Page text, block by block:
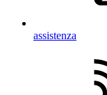
assistenza